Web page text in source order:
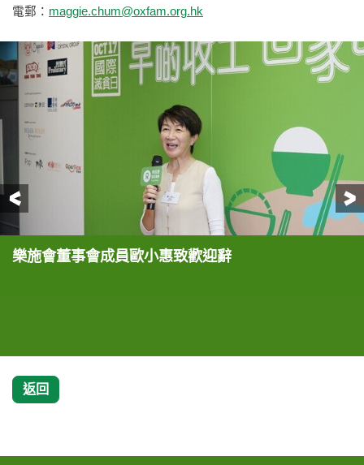
電郵： maggie.chum@oxfam.org.hk
前一頁
樂施會董事會成員歐小惠致歡迎辭
歐小惠(右)及樂施會總裁梁詠雩(左)在記者會上宣
樂施大使森美(右)、港姐冠軍麥明詩(左)呼籲大家響
森美(左五)、麥明詩(左六)、歐小惠(左七)、梁詠雩
森美(右二)與麥明詩(中)從旁協助王利民為現場嘉賓
森美(左四)、麥明詩(右五)、歐小惠(右六)、梁詠雩
返回